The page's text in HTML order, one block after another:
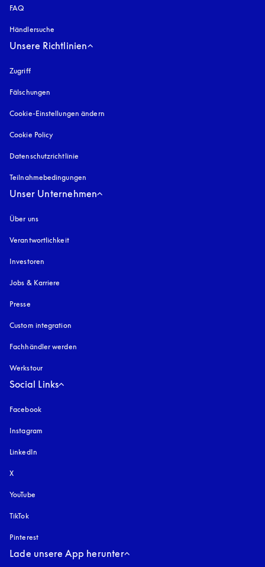
FAQ
Händlersuche
Unsere Richtlinien
Zugrifföffnet sich in einem neuen Tab
Fälschungen
Cookie-Einstellungen ändern
Cookie Policy
Datenschutzrichtlinie
Teilnahmebedingungen
Unser Unternehmen
Über uns
Verantwortlichkeit
Investoren
Jobs & Karriere
Presse
Custom integration
Fachhändler werden
Werkstour
Social Links
Facebook
Instagram
LinkedIn
X
YouTube
TikTok
Pinterest
Lade unsere App herunter